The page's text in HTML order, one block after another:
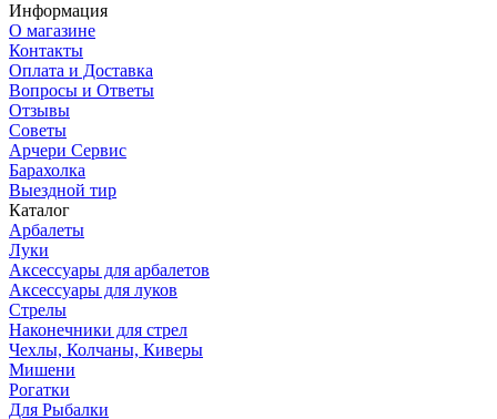
Информация
О магазине
Контакты
Оплата и Доставка
Вопросы и Ответы
Отзывы
Советы
Арчери Сервис
Барахолка
Выездной тир
Каталог
Арбалеты
Луки
Аксессуары для арбалетов
Аксессуары для луков
Стрелы
Наконечники для стрел
Чехлы, Колчаны, Киверы
Мишени
Рогатки
Для Рыбалки